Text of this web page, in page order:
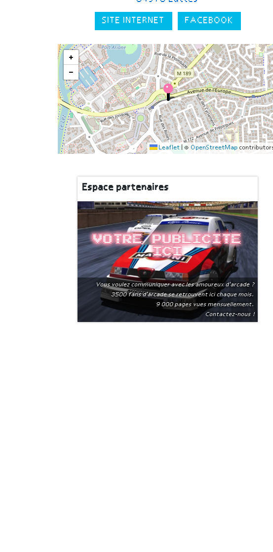
SITE INTERNET FACEBOOK
+
−
Leaflet © OpenStreetMap
Espace partenaires
Votre publicite
ici
Vous voulez communiquer avec les amoureux d'arcade ?
3500 fans d'arcade se retrouvent ici chaque mois.
9 000 pages vues mensuellement.
Contactez-nous !